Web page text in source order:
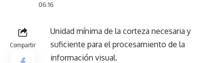
06:16
Compartir
Unidad mínima de la corteza necesaria y
suficiente para el procesamiento de la
información visual.